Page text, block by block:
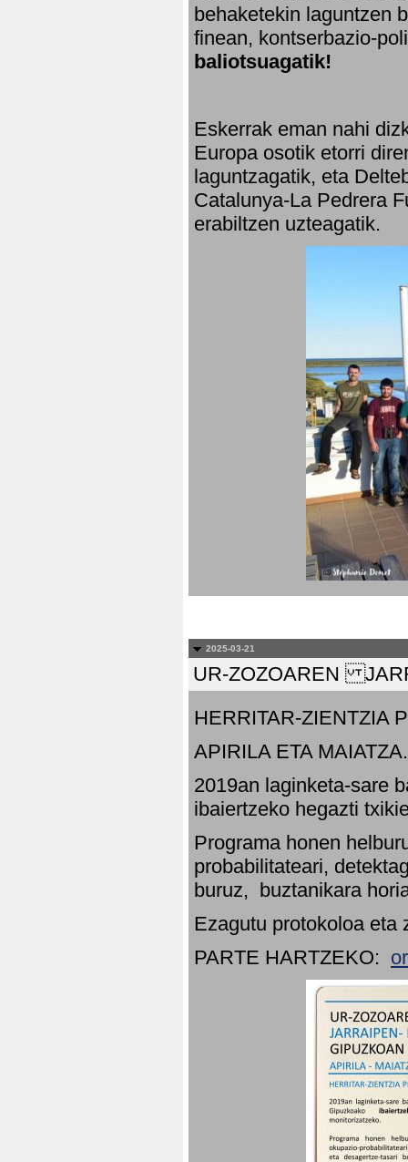
behaketekin laguntzen
finean, kontserbazio-
baliotsuagatik!
Eskerrak eman nahi
Europa osotik etorri
laguntzagatik, eta
Catalunya-La Pedrera
erabiltzen uzteagatik.
2025-03-21
UR-ZOZOAREN
HERRITAR-ZIENTZIA
APIRILA ETA MAIATZA.
2019an laginketa-sare
ibaiertzeko hegazti
Programa honen
probabilitateari,
buruz, buztanikara
Ezagutu protokoloa eta
PARTE HARTZEKO: